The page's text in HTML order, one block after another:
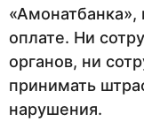
«Амонатбанка»,
оплате. Ни
органов, ни
принимать
нарушения.